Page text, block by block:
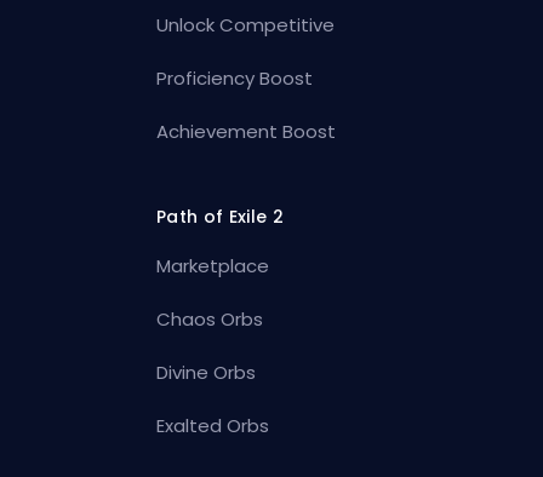
Unlock Competitive
Proficiency Boost
Achievement Boost
Path of Exile 2
Marketplace
Chaos Orbs
Divine Orbs
Exalted Orbs